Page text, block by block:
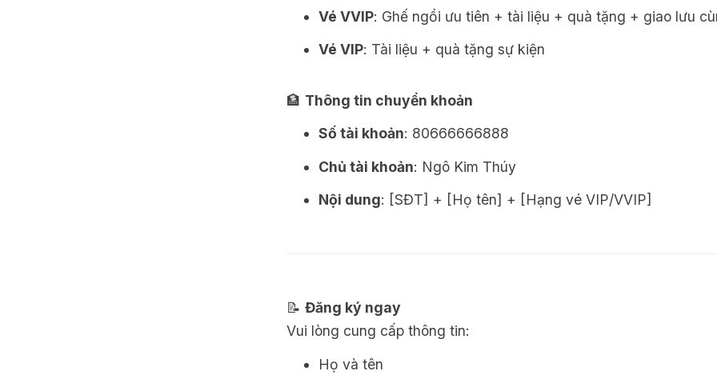
Vé VVIP: Ghế ngồi ưu tiên + tài liệu + quà tặng + giao lưu
Vé VIP: Tài liệu + quà tặng sự kiện
🏦 Thông tin chuyển khoản
Số tài khoản: 80666666888
Chủ tài khoản: Ngô Kim Thúy
Nội dung: [SĐT] + [Họ tên] + [Hạng vé VIP/VVIP]
📝 Đăng ký ngay
Vui lòng cung cấp thông tin:
Họ và tên